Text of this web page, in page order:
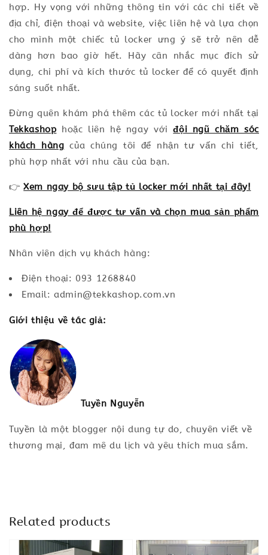
hợp. Hy vọng với những thông tin với các chi tiết về
địa chỉ, điện thoại và website, việc liên hệ và lựa chọn
cho mình một chiếc tủ locker ưng ý sẽ trở nên dễ
dàng hơn bao giờ hết. Hãy cân nhắc mục đích sử
dụng, chi phí và kích thước tủ locker để có quyết định
sáng suốt nhất.
Đừng quên khám phá thêm các tủ locker mới nhất tại
Tekkashophoặc liên hệ ngay vớiđội ngũ chăm sóc
khách hàng của chúng tôi để nhận tư vấn chi tiết,
phù hợp nhất với nhu cầu của bạn.
👉Xem ngay bộ sưu tập tủ locker mới nhất tại đây!
Liên hệ ngay để được tư vấn và chọn mua sản phẩm
phù hợp!
Nhân viên dịch vụ khách hàng:
Điện thoại: 093 1268840
Email: admin@tekkashop.com.vn
Giới thiệu về tác giả:
Tuyền Nguyễn
Tuyền là một blogger nội dung tự do, chuyên viết về
thương mại, đam mê du lịch và yêu thích mua sắm.
Related products